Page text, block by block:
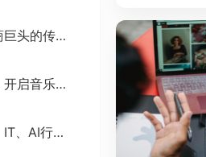
阿里巴巴网：电商巨头的传奇
探寻歌谱简谱网，开启音乐之旅
聚焦国内互联网、IT、AI行业动态